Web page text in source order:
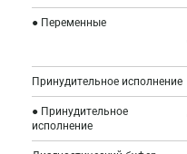
● Переменные
Принудительное исполнение
● Принудительное
исполнение